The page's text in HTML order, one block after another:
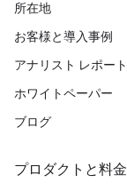
所在地
お客様と導入事例
アナリスト レポート
ホワイトペーパー
ブログ
プロダクトと料金